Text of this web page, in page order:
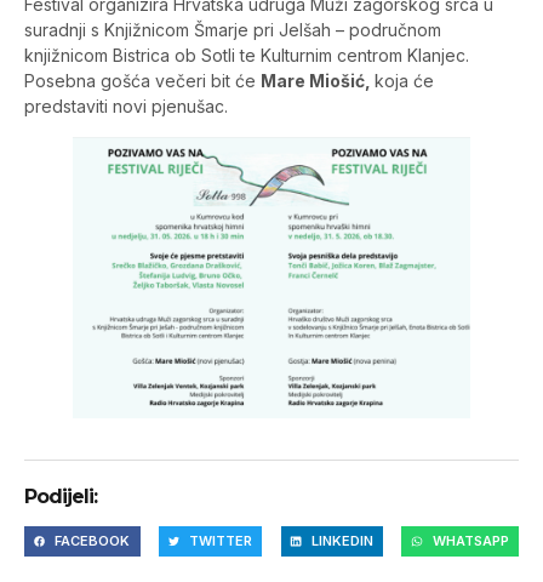
Festival organizira Hrvatska udruga Muži zagorskog srca u
suradnji s Knjižnicom Šmarje pri Jelšah – područnom
knjižnicom Bistrica ob Sotli te Kulturnim centrom Klanjec.
Posebna gošća večeri bit će Mare Miošić, koja će
predstaviti novi pjenušac.
Podijeli:
FACEBOOK TWITTER LINKEDIN WHATSAPP